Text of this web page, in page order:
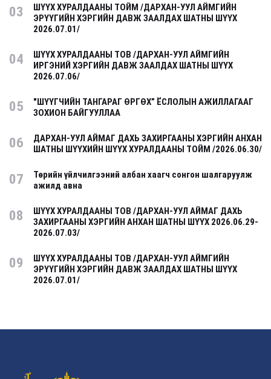
03
ШҮҮХ ХУРАЛДААНЫ ТОЙМ /ДАРХАН-УУЛ АЙМГИЙН
ЭРҮҮГИЙН ХЭРГИЙН ДАВЖ ЗААЛДАХ ШАТНЫ ШҮҮХ
2026.07.01/
04
ШҮҮХ ХУРАЛДААНЫ ТОВ /ДАРХАН-УУЛ АЙМГИЙН
ИРГЭНИЙ ХЭРГИЙН ДАВЖ ЗААЛДАХ ШАТНЫ ШҮҮХ
2026.07.06/
05
"ШҮҮГЧИЙН ТАНГАРАГ ӨРГӨХ” ЁСЛОЛЫН АЖИЛЛАГААГ
ЗОХИОН БАЙГУУЛЛАА
06
ДАРХАН-УУЛ АЙМАГ ДАХЬ ЗАХИРГААНЫ ХЭРГИЙН АНХАН
ШАТНЫ ШҮҮХИЙН ШҮҮХ ХУРАЛДААНЫ ТОЙМ /2026.06.30/
07
Төрийн үйлчилгээний албан хаагч сонгон шалгаруулж
ажилд авна
08
ШҮҮХ ХУРАЛДААНЫ ТОВ /ДАРХАН-УУЛ АЙМАГ ДАХЬ
ЗАХИРГААНЫ ХЭРГИЙН АНХАН ШАТНЫ ШҮҮХ 2026.06.29-
2026.07.03/
09
ШҮҮХ ХУРАЛДААНЫ ТОВ /ДАРХАН-УУЛ АЙМГИЙН
ЭРҮҮГИЙН ХЭРГИЙН ДАВЖ ЗААЛДАХ ШАТНЫ ШҮҮХ
2026.07.01/